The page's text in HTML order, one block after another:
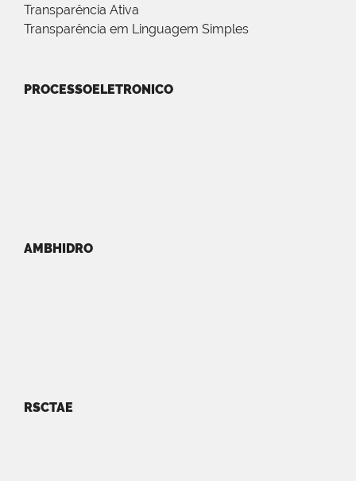
Transparência Ativa
Transparência em Linguagem Simples
PROCESSOELETRONICO
AMBHIDRO
RSCTAE